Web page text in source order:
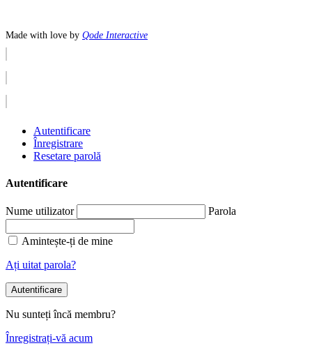
Made with love by Qode Interactive
Autentificare
Înregistrare
Resetare parolă
Autentificare
Nume utilizator Parola
Amintește-ți de mine
Ați uitat parola?
Autentificare
Nu sunteți încă membru?
Înregistrați-vă acum